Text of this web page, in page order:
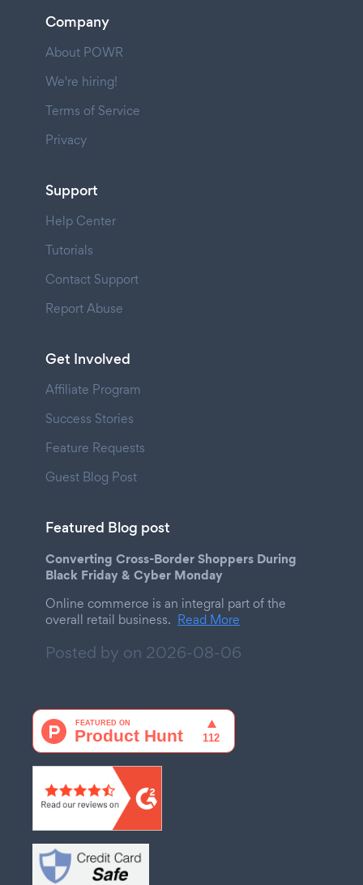
Company
About POWR
We're hiring!
Terms of Service
Privacy
Support
Help Center
Tutorials
Contact Support
Report Abuse
Get Involved
Affiliate Program
Success Stories
Feature Requests
Guest Blog Post
Featured Blog post
Converting Cross-Border Shoppers During
Black Friday & Cyber Monday
Online commerce is an integral part of the
overall retail business. Read More
Posted by on 2026-08-06